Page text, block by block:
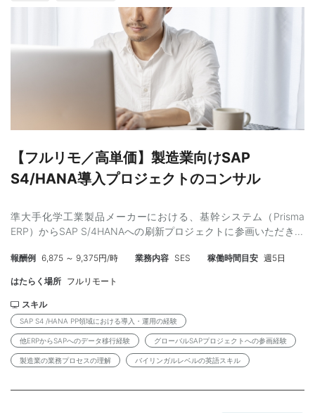
アプリの設計・開発・保守・運用 SwiftUIによるUI実装を中心に、
アーキテクチャ設計から実装・運用まで全般を担います。 ②
Kotlinを用いたAndroidアプリ開発 Jetpack ComposeによるUI実装
を含む、iOS側の知見を活かしたAndroid開発にも関与します。
③ AIを活用した両OS開発の最適化 Claude等のAIツールを活用
し、実装計画策定・コード生成・レビューを効率化します。 ④
モバイルアーキテクチャの設計・推進 ドメイン分離や開発並列性
向上に向けたアーキテクチャ刷新を主導します。技術選定・設計
判断をオーナーシップ高く推進します。 ⑤ 要件定義からリリー
連携しながら、事業数値とKPIに基づいた開発を進めます。 【開発
環境・技術スタック】 言語：Swift, Kotlin, Go UIフレームワーク：
SwiftUI, Jetpack Compose アーキテクチャ・設計：Android
Studio インフラ：Google Cloud (Cloud Run, Cloud Spanner,
Pub/Sub, etc) 通信：gRPC, Protocol Buffers (SwiftProtobuf)
モニタリング：Crashlytics, Cloud Monitoring, Cloud Logging,
ル：Autify AI/LLMツール：Claude, Codex, Cursor, Gemini,
GitHub Copilot, etc（全員分予算あり） その他：GitHub, Slack,
Notion, Figma 開発スタイル：アジャイル開発（1日5～9回のデプ
ロイ、月間12回の施策リリース） ※リモートワーク可能 出社頻
度→週1日の出社必須 ※正社員転換可能 【必須スキル】 ・Swiftを
用いたiOSアプリ開発・運用の実務経験が5年以上 ※PoCや社内向
ース実装経験 ・オーナーシップを持ってソフトウェアの開発を進
【フルリモ／高単価】製造業向けSAP
S4/HANA導入プロジェクトのコンサル
準大手化学工業製品メーカーにおける、基幹システム（Prisma
ERP）からSAP S/4HANAへの刷新プロジェクトに参画いただきま
計・SAP導入推進をご担当いただきます。 製造業における販売・
購買・MRPまでを含めた業務知見を活かしながら、グローバルプ
していただくポジションです。 グローバルプロジェクトのため、
国内外のメンバーと連携しながら業務を進めます。海外メンバー
とのコミュニケーションは英語で行います。現行メンバーはSAP
UIの知見を持つ構成ですが、PP領域の横断的な業務知見を持つメ
ンバーが不足しており、即戦力としての参画が期待されていま
PP領域データ移行支援 ・PP領域におけるデータ構造・テーブル定
報酬例 6,875 ～ 9,375円/時 業務内容 SES 稼働時間目安 週5日
はたらく場所 フルリモート
スキル
SAP S4 /HANA PP領域における導入・運用の経験
他ERPからSAPへのデータ移行経験 グローバルSAPプロジェクトへの参画経験
製造業の業務プロセスの理解 バイリンガルレベルの英語スキル